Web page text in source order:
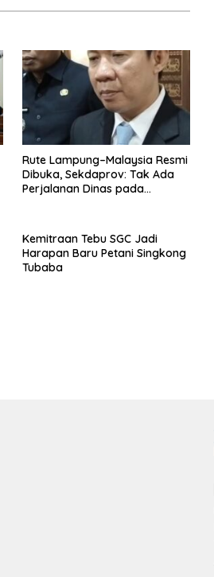
Rute Lampung–Malaysia Resmi
Dibuka, Sekdaprov: Tak Ada
Perjalanan Dinas pada
Kemitraan Tebu SGC Jadi
Harapan Baru Petani Singkong
Tubaba